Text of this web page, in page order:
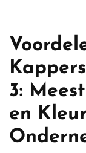
3:
en